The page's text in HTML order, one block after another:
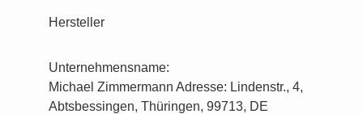
Hersteller
Unternehmensname:
Michael Zimmermann Adresse: Lindenstr., 4,
Abtsbessingen, Thüringen, 99713, DE